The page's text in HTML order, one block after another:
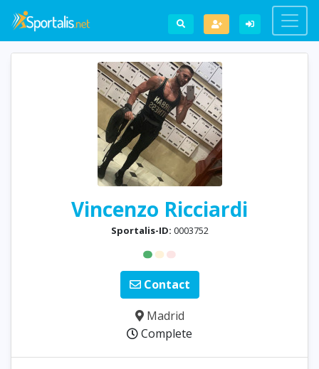
Vincenzo Ricciardi
Sportalis-ID: 0003752
Contact
Madrid
Complete